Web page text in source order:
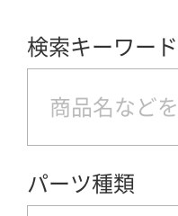
検索キーワード
パーツ種類